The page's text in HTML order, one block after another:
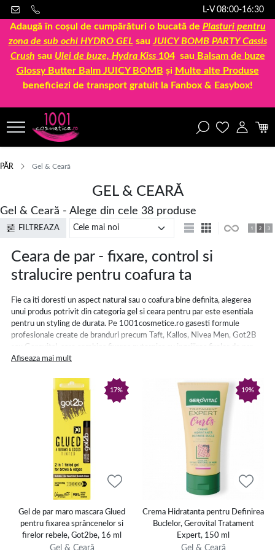
L-V 08:00-16:30
Adaugă în coșul de cumpărături o bucată de Plasturi pentru
zona de sub ochi HYDRO GEL sau JUICY BOMB PARTY Cassis
Crush sau Ulei de buze, Hydra Kiss 104sau Balsam de buze
Glossy Butter Balm JUICY BOMB și Multe alte Produse
beneficiezi de transport gratuit la Fanbox & Easybox!
PĂR Gel & Ceară
GEL & CEARĂ
Gel & Ceară - Alege din cele 38 produse
FILTREAZA
Ceara de par - fixare, control si
stralucire pentru coafura ta
Fie ca iti doresti un aspect natural sau o coafura bine definita, alegerea
unui produs potrivit din categoria gel si ceara pentru par este esentiala
pentru un styling de durata. Pe 1001cosmetice.ro gasesti formule
profesionale create de branduri precum Taft, Kallos, Nivea Men, Got2B
- de la gel de par pentru barbati cu efect invizibil, pana la ceara de par
pentru femei care ofera un look natural si stralucitor.
Gel de par potrivit pentru nevoile tale -
cum il alegi?
Cu ajutorul unui gel de par bine ales poti obtine:
coafuri structurate,
rezistente la umiditate si vant,
Variantele de tip gel de par pentru femei pun accent pe definirea buclelor
si mentinerea formei naturale, in timp ce formulele destinate barbatilor
au o actiune de fixare extrema, ideala pentru stiluri moderne si
Afiseaza mai mult
17%
Gel de par maro mascara Glued
pentru fixarea sprâncenelor si
firelor rebele, Got2be, 16 ml
Gel & Ceară
19%
Crema Hidratanta pentru Definirea
Buclelor, Gerovital Tratament
Expert, 150 ml
Gel & Ceară